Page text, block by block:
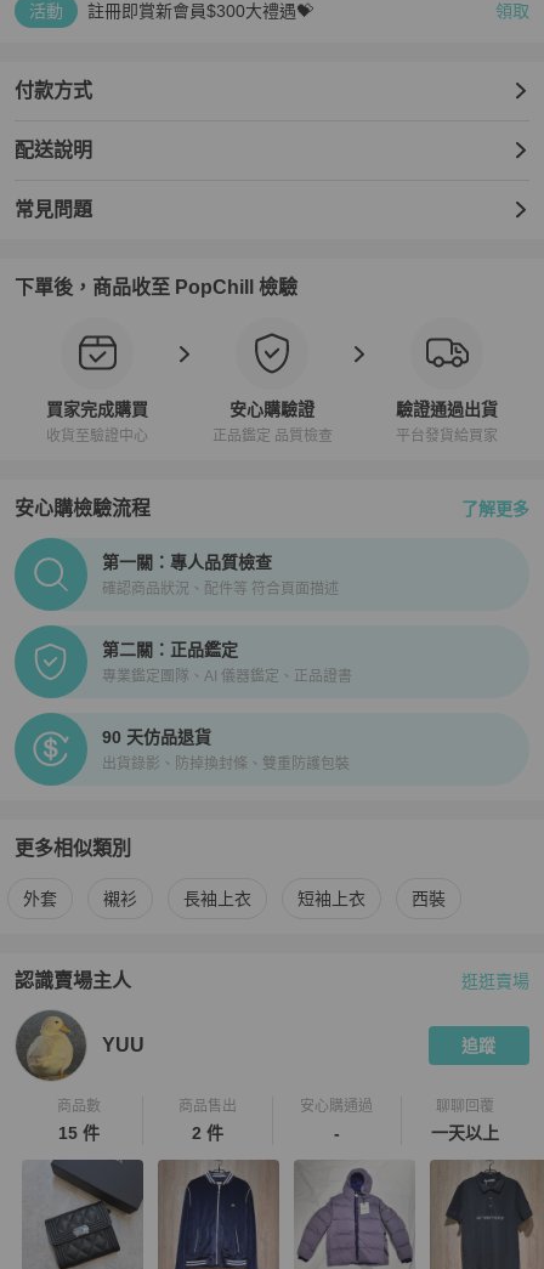
活動 註冊即賞新會員$300大禮遇💝 領取
付款方式
配送說明
常見問題
下單後，商品收至 PopChill 檢驗
買家完成購買
收貨至驗證中心
安心購驗證
正品鑑定 品質檢查
驗證通過出貨
平台發貨給買家
安心購檢驗流程 了解更多
PopChill拍拍圈正品驗證、安心購檢驗流程介紹
第一關：專人品質檢查
確認商品狀況、配件等 符合頁面描述
第二關：正品鑑定
專業鑑定團隊、AI 儀器鑑定、正品證書
90 天仿品退貨
出貨錄影、防掉換封條、雙重防護包裝
更多相似類別
更多 Celine 男裝相似商品推薦
外套 襯衫 長袖上衣 短袖上衣 西裝
認識賣場主人
PopChill 拍拍圈嚴選賣家
逛逛賣場
YUU 追蹤
商品數
15 件
商品售出
2 件
安心購通過
-
聊聊回覆
一天以上